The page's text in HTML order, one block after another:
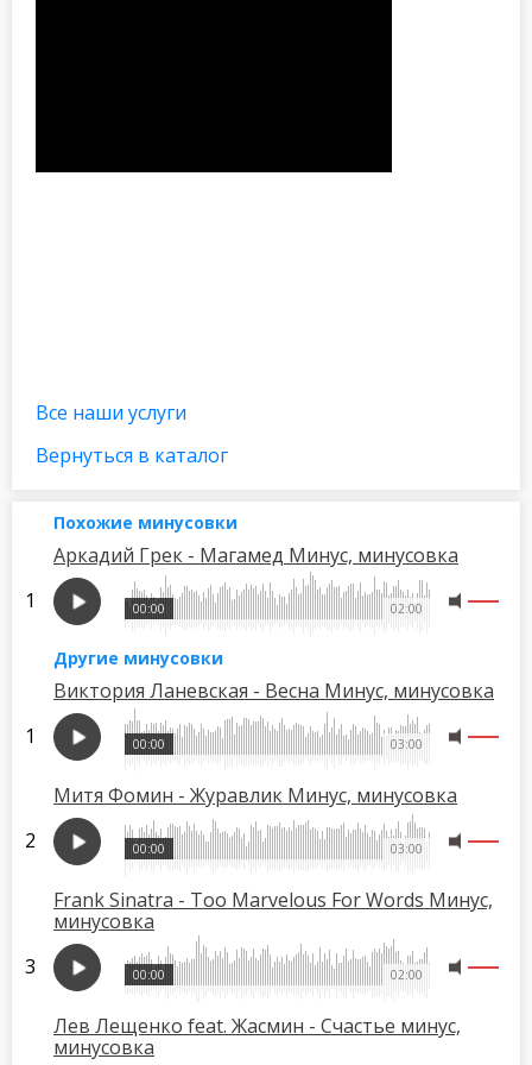
Все наши услуги
Вернуться в каталог
Похожие минусовки
Аркадий Грек - Магамед Минус, минусовка
02:00
00:00
Другие минусовки
Виктория Ланевская - Весна Минус, минусовка
03:00
00:00
Митя Фомин - Журавлик Минус, минусовка
03:00
00:00
Frank Sinatra - Too Marvelous For Words Минус,
минусовка
02:00
00:00
Лев Лещенко feat. Жасмин - Счастье минус,
минусовка